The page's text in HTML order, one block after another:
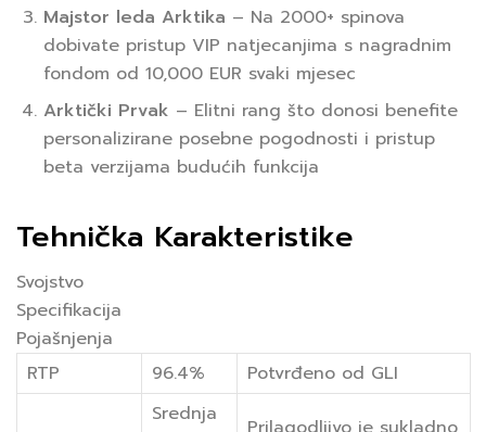
Majstor leda Arktika – Na 2000+ spinova
dobivate pristup VIP natjecanjima s nagradnim
fondom od 10,000 EUR svaki mjesec
Arktički Prvak – Elitni rang što donosi benefite
personalizirane posebne pogodnosti i pristup
beta verzijama budućih funkcija
Tehnička Karakteristike
Svojstvo
Specifikacija
Pojašnjenja
RTP
96.4% Potvrđeno od GLI
Srednja